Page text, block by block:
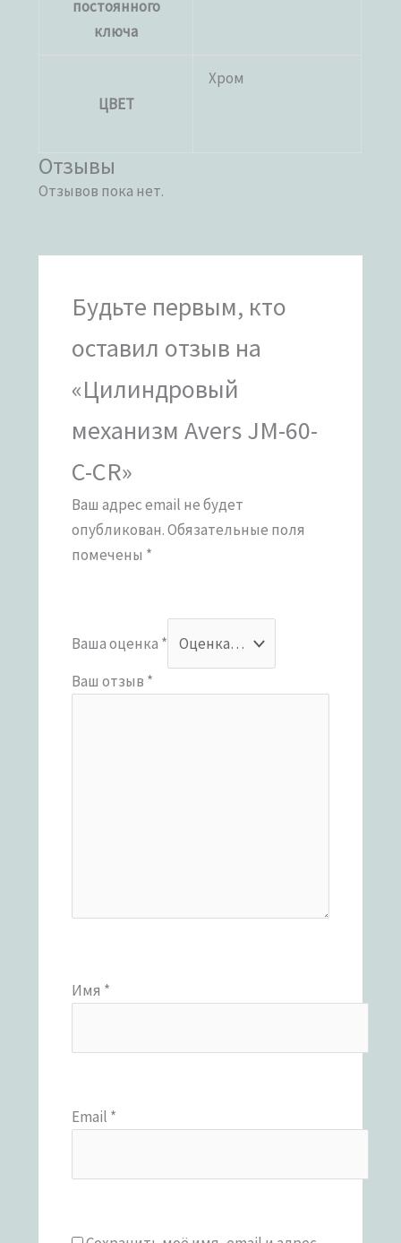
постоянного
ключа
ЦВЕТ
Хром
Отзывы
Отзывов пока нет.
Будьте первым, кто
оставил отзыв на
«Цилиндровый
механизм Avers JM-60-
C-CR»
Ваш адрес email не будет
опубликован.Обязательные поля
помечены *
Ваша оценка *
Ваш отзыв *
Имя *
Email *